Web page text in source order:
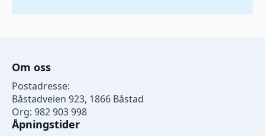
Om oss
Postadresse:
Båstadveien 923, 1866 Båstad
Org: 982 903 998
Åpningstider